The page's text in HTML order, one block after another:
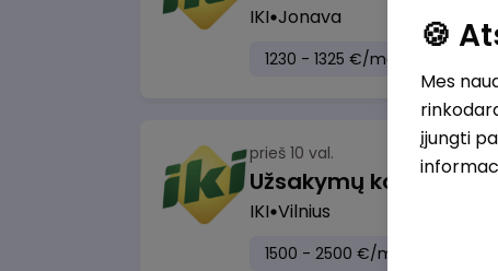
IKI Jonava
1230 - 1325 €/mėn.
prieš 10 val.
IKI Vilnius
1500 - 2500 €/mėn. Prieš
🍪
Mes
įjungti